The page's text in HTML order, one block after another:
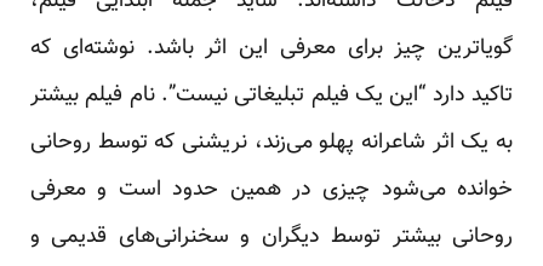
گویاترین چیز برای معرفی این اثر باشد. نوشته‌ای که
تاکید دارد “این یک فیلم تبلیغاتی نیست”. نام فیلم بیشتر
به یک اثر شاعرانه پهلو می‌زند، نریشنی که توسط روحانی
خوانده می‌شود چیزی در همین حدود است و معرفی
روحانی بیشتر توسط دیگران و سخنرانی‌های قدیمی و